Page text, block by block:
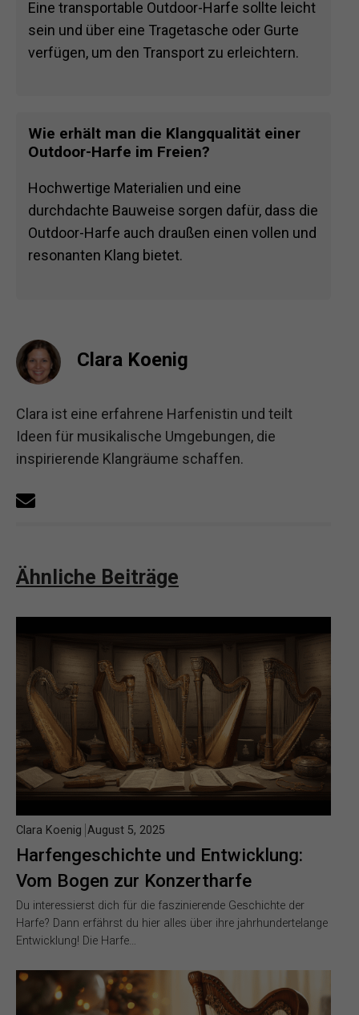
Eine transportable Outdoor-Harfe sollte leicht
sein und über eine Tragetasche oder Gurte
verfügen, um den Transport zu erleichtern.
Wie erhält man die Klangqualität einer
Outdoor-Harfe im Freien?
Hochwertige Materialien und eine
durchdachte Bauweise sorgen dafür, dass die
Outdoor-Harfe auch draußen einen vollen und
resonanten Klang bietet.
Clara Koenig
Clara ist eine erfahrene Harfenistin und teilt
Ideen für musikalische Umgebungen, die
inspirierende Klangräume schaffen.
Ähnliche Beiträge
Harfengeschichte und Entwicklung:
Vom Bogen zur Konzertharfe
Clara Koenig August 5, 2025
Du interessierst dich für die faszinierende Geschichte der
Harfe? Dann erfährst du hier alles über ihre jahrhundertelange
Entwicklung! Die Harfe…